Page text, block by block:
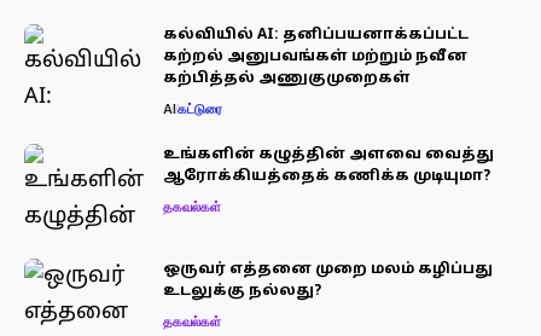
கல்வியில் AI: தனிப்பயனாக்கப்பட்ட
கற்றல் அனுபவங்கள் மற்றும் நவீன
கற்பித்தல் அணுகுமுறைகள்
AIகட்டுரை
உங்களின் கழுத்தின் அளவை வைத்து
ஆரோக்கியத்தைக் கணிக்க முடியுமா?
தகவல்கள்
ஒருவர் எத்தனை முறை மலம் கழிப்பது
உடலுக்கு நல்லது?
தகவல்கள்